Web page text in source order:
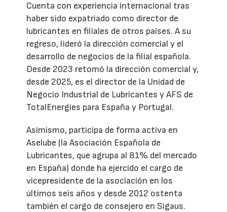
Cuenta con experiencia internacional tras
haber sido expatriado como director de
lubricantes en filiales de otros países. A su
regreso, lideró la dirección comercial y el
desarrollo de negocios de la filial española.
Desde 2023 retomó la dirección comercial y,
desde 2025, es el director de la Unidad de
Negocio Industrial de Lubricantes y AFS de
TotalEnergies para España y Portugal.
Asimismo, participa de forma activa en
Aselube (la Asociación Española de
Lubricantes, que agrupa al 81% del mercado
en España) donde ha ejercido el cargo de
vicepresidente de la asociación en los
últimos seis años y desde 2012 ostenta
también el cargo de consejero en Sigaus.